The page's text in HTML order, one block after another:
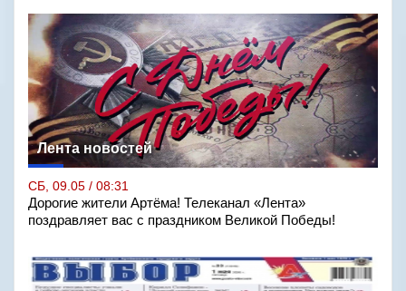
Лента новостей
СБ, 09.05 / 08:31
Дорогие жители Артёма! Телеканал «Лента»
поздравляет вас с праздником Великой Победы!